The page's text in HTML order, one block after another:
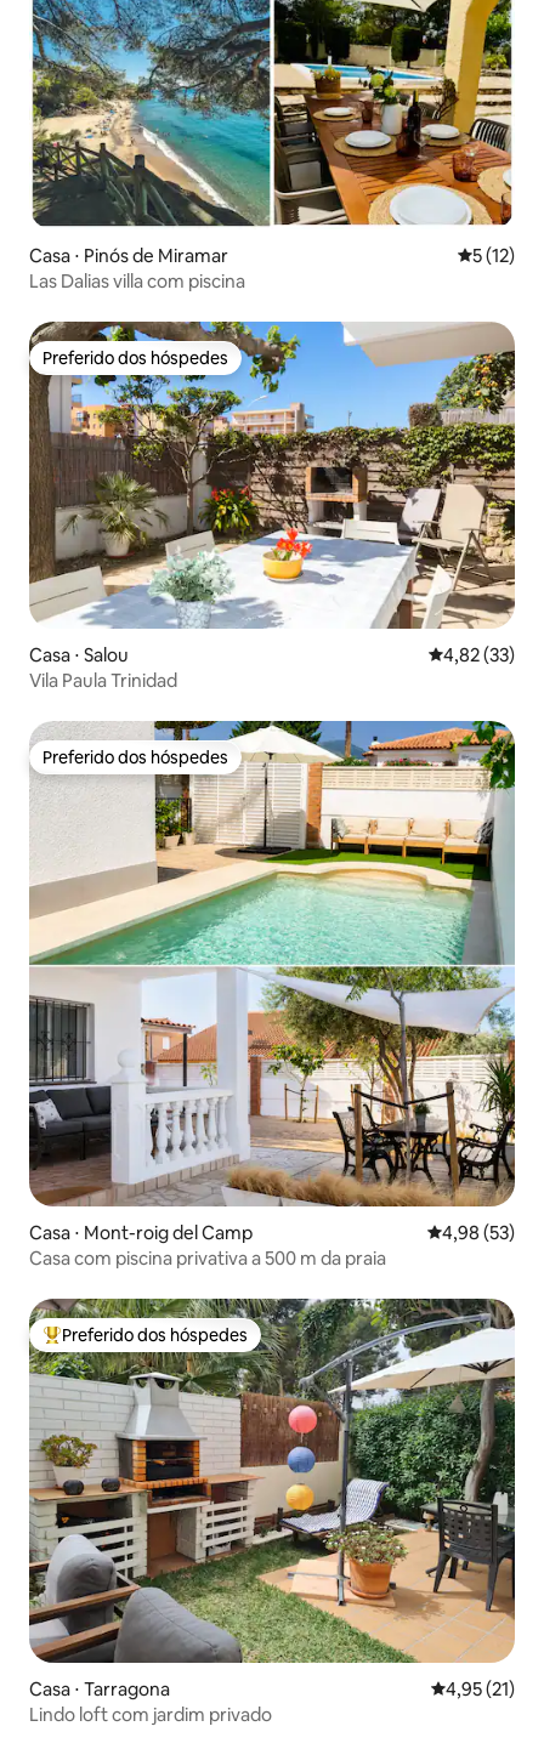
Casa ⋅ Pinós de Miramar 5 de uma
5 (12)
Las Dalias villa com piscina
Preferido dos hóspedes
Preferido dos hóspedes
Casa ⋅ Salou 4,82 de uma
4,82 (33)
Vila Paula Trinidad
Preferido dos hóspedes
Preferido dos hóspedes
Casa ⋅ Mont-roig del Camp 4,98 de uma
4,98 (53)
Casa com piscina privativa a 500 m da praia
Entre os melhores preferidos dos hóspedes
Preferido dos hóspedes
Casa ⋅ Tarragona 4,95 de uma
4,95 (21)
Lindo loft com jardim privado